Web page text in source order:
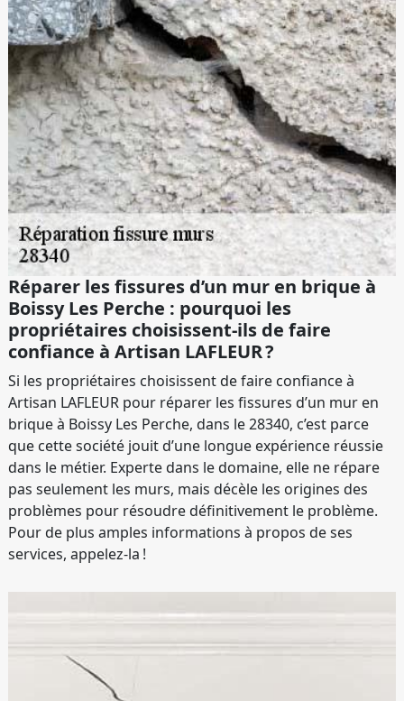
Réparer les fissures d’un mur en brique à
Boissy Les Perche : pourquoi les
propriétaires choisissent-ils de faire
confiance à Artisan LAFLEUR ?
Si les propriétaires choisissent de faire confiance à
Artisan LAFLEUR pour réparer les fissures d’un mur en
brique à Boissy Les Perche, dans le 28340, c’est parce
que cette société jouit d’une longue expérience réussie
dans le métier. Experte dans le domaine, elle ne répare
pas seulement les murs, mais décèle les origines des
problèmes pour résoudre définitivement le problème.
Pour de plus amples informations à propos de ses
services, appelez-la !